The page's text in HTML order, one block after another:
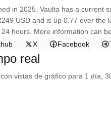
in 2025. Vaulta has a
USD and is up 0.77 over
hours. More information can
X Facebook
real
vistas de gráfico para 1 día,